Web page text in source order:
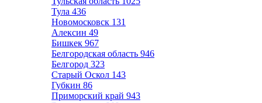
Тула 436
Новомосковск 131
Алексин 49
Бишкек 967
Белгородская область 946
Белгород 323
Старый Оскол 143
Губкин 86
Приморский край 943